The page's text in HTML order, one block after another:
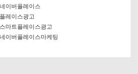
네이버플레이스
플레이스광고
스마트플레이스광고
네이버플레이스마케팅